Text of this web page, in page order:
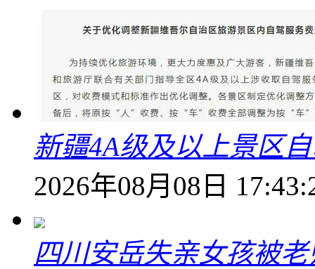
新疆4A级及以上景区
2026年08月08日
四川安岳失亲女孩被